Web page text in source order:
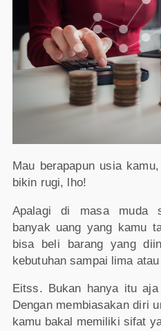
Mau berapapun usia
bikin rugi, lho!
Apalagi di masa muda
banyak uang yang kamu
bisa beli barang yang
kebutuhan sampai lima
Eitss. Bukan hanya itu
Dengan membiasakan diri
kamu bakal memiliki sifat